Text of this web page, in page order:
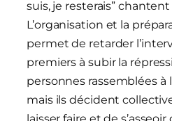
suis, je resterais”
L’organisation et la
permet de retarder
premiers à subir la
personnes rassemblées à
mais ils décident